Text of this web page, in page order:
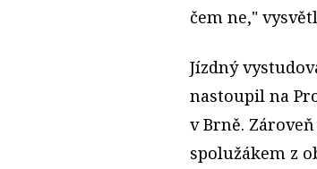
čem ne,"
Jízdný
nastoupil na
v Brně.
spolužákem z